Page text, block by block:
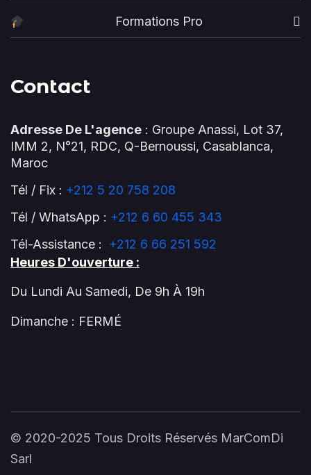
Formations Pro
Contact
Adresse De L'agence : Groupe Anassi, Lot 37,
IMM 2, N°21, RDC, Q-Bernoussi, Casablanca,
Maroc
Tél / Fix : +212 5 20 758 208
Tél / WhatsApp : +212 6 60 455 343
Tél-Assistance :
+212 6 66 251 592
Heures D'ouverture :
Du Lundi Au Samedi, De 9h À 19h
Dimanche : FERMÉ
© 2020-2025 Tous Droits Réservés MarComDi
Sarl